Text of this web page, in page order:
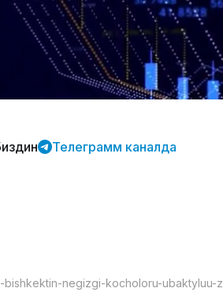
Телеграмм каналда